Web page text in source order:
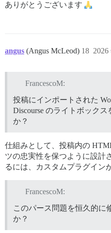
ありがとうございます
angus (Angus McLeod) 18
FrancescoM:
投稿にインポートされた
Discourse のライトボック
か？
仕組みとして、投稿内の
ツの忠実性を保つように設計
るには、カスタムプラグイン
FrancescoM:
このパース問題を恒久的に
か？